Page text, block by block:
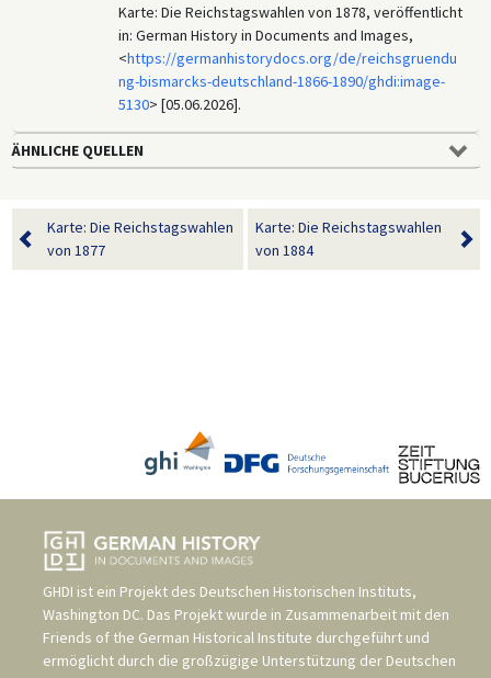
Karte: Die Reichstagswahlen von 1878, veröffentlicht
in: German History in Documents and Images,
<https://germanhistorydocs.org/de/reichsgruendu
ng-bismarcks-deutschland-1866-1890/ghdi:image-
5130> [05.06.2026].
ÄHNLICHE QUELLEN
Karte: Die Reichstagswahlen
von 1877
Karte: Die Reichstagswahlen
von 1884
GHDI ist ein Projekt des Deutschen Historischen Instituts,
Washington DC. Das Projekt wurde in Zusammenarbeit mit den
Friends of the German Historical Institute durchgeführt und
ermöglicht durch die großzügige Unterstützung der Deutschen